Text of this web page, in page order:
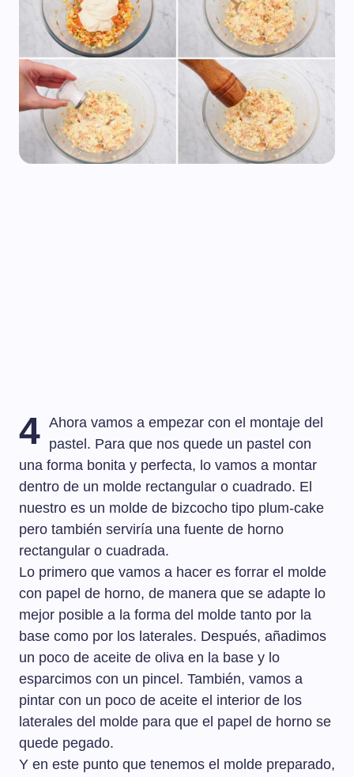
4 Ahora vamos a empezar con el montaje del
pastel. Para que nos quede un pastel con
una forma bonita y perfecta, lo vamos a montar
dentro de un molde rectangular o cuadrado. El
nuestro es un molde de bizcocho tipo plum-cake
pero también serviría una fuente de horno
rectangular o cuadrada.
Lo primero que vamos a hacer es forrar el molde
con papel de horno, de manera que se adapte lo
mejor posible a la forma del molde tanto por la
base como por los laterales. Después, añadimos
un poco de aceite de oliva en la base y lo
esparcimos con un pincel. También, vamos a
pintar con un poco de aceite el interior de los
laterales del molde para que el papel de horno se
quede pegado.
Y en este punto que tenemos el molde preparado,